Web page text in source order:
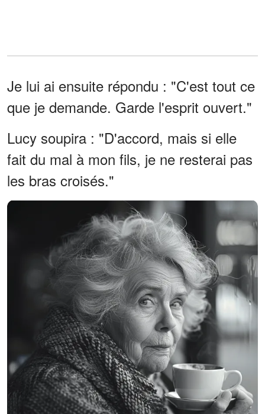
Je lui ai ensuite répondu : "C'est tout ce
que je demande. Garde l'esprit ouvert."
Lucy soupira : "D'accord, mais si elle
fait du mal à mon fils, je ne resterai pas
les bras croisés."